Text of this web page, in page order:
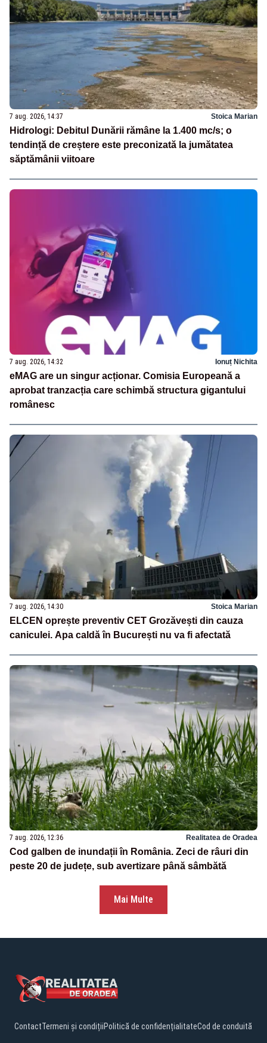
7 aug. 2026, 14:37 Stoica Marian
Hidrologi: Debitul Dunării rămâne la 1.400 mc/s; o
tendință de creștere este preconizată la jumătatea
săptămânii viitoare
7 aug. 2026, 14:32 Ionuț Nichita
eMAG are un singur acționar. Comisia Europeană a
aprobat tranzacția care schimbă structura gigantului
românesc
7 aug. 2026, 14:30 Stoica Marian
ELCEN oprește preventiv CET Grozăvești din cauza
caniculei. Apa caldă în București nu va fi afectată
7 aug. 2026, 12:36 Realitatea de Oradea
Cod galben de inundații în România. Zeci de râuri din
peste 20 de județe, sub avertizare până sâmbătă
Mai Multe
ContactTermeni și condițiiPolitică de confidențialitateCod de conduită